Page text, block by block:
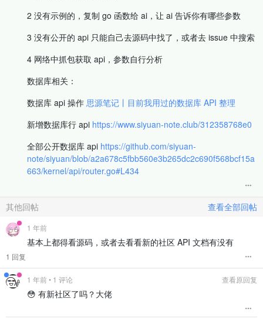
2 没有示例的，复制 go 函数给 ai，让 ai 告诉你有哪些参数
3 没有公开的 api 只能自己去源码中找了，或者去 issue 中搜索
4 网络中抓包获取 api，参数自行分析
数据库相关：
数据库 api 操作 思源笔记丨目前我用过的数据库 API 整理
新增数据库行 api https://www.siyuan-note.club/312358768e0
全部公开数据库 api https://github.com/siyuan-
note/siyuan/blob/a2a678c5fbb560e3b265dc2c690f568bcf15a
663/kernel/api/router.go#L434
其他回帖 查看全部回帖
1 年前
基本上都得看源码，或者去看看新的社区 API 文档有没有
1 回复
1 年前• 1 评论 查看原回复
😳 有新社区了吗？大佬